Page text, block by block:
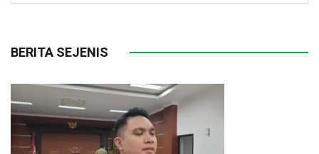
BERITA SEJENIS